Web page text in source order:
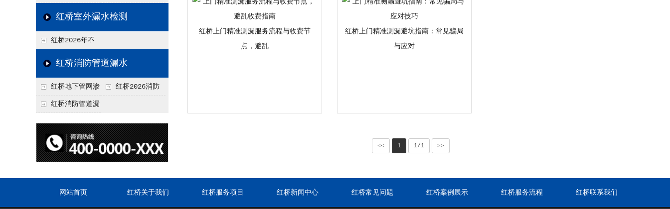
联2026，不同方法收 26，老旧管道改造方
vs 自行检测：2026
析
管漏水检测全攻略：
红桥室外漏水检测
红桥2026年不
同城市上门查漏水价
价参考
红桥消防管道漏水
红桥地下管网渗
漏检测
红桥2026消防
程类项目报价
红桥消防管道漏
6，工程类检测收费
标准详解
红桥上门精准测漏服务流程与收费节
点，避乱
红桥上门精准测漏避坑指南：常见骗局
与应对
<< 1 1/1 >>
网站首页 红桥关于我们 红桥服务项目 红桥新闻中心 红桥常见问题 红桥案例展示 红桥服务流程 红桥联系我们